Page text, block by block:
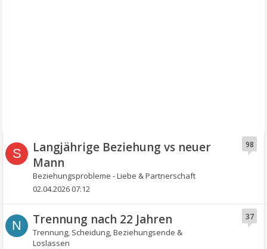
S
Langjährige Beziehung vs neuer
Mann
Beziehungsprobleme - Liebe & Partnerschaft
98
02.04.2026 07:12
N Trennung nach 22 Jahren
Trennung, Scheidung, Beziehungsende &
Loslassen
37